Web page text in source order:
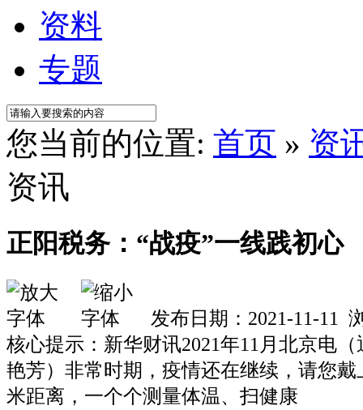
资料
专题
您当前的位置: 首页 » 资
资讯
正阳税务：“战疫”一线践初心
发布日期：2021-11-11
核心提示：新华财讯2021年11月北京电
艳芳）非常时期，疫情还在继续，请您
米距离，一个个测量体温、扫健康